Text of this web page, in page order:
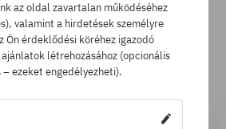
az oldal zavartalan működéséhez
valamint a hirdetések személyre
Ön érdeklődési köréhez igazodó
létrehozásához (opcionális
– ezeket engedélyezheti).